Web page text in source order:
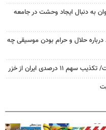
به دنبال ایجاد وحشت در جامعه
حلال و حرام بودن موسیقی چه
درصدی ایران از خزر